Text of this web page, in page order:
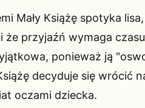
Mały Książę spotyka
że przyjaźń wymaga
ponieważ ją
decyduje się wrócić
oczami dziecka.